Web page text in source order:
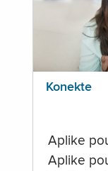
Konekte
Aplike
Aplike